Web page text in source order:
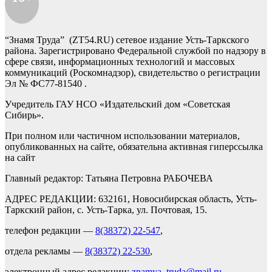
“Знамя Труда” (ZT54.RU) сетевое издание Усть-Таркского
района. Зарегистрировано Федеральной службой по надзору в
сфере связи, информационных технологий и массовых
коммуникаций (Роскомнадзор), свидетельство о регистрации
Эл № ФС77-81540 .
Учредитель ГАУ НСО «Издательский дом «Советская
Сибирь».
При полном или частичном использовании материалов,
опубликованных на сайте, обязательна активная гиперссылка
на сайт
Главный редактор: Татьяна Петровна РАБОЧЕВА
АДРЕС РЕДАКЦИИ: 632161, Новосибирская область, Усть-
Таркский район, с. Усть-Тарка, ул. Почтовая, 15.
телефон редакции — 8(38372) 22-547,
отдела рекламы — 8(38372) 22-530,